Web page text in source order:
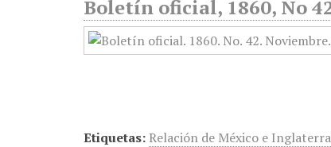
Boletín oficial, 1860, No
Etiquetas: Relación de México e Inglaterra